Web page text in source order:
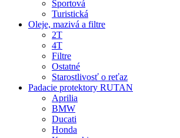
Športová
Turistická
Oleje, mazivá a filtre
2T
4T
Filtre
Ostatné
Starostlivosť o reťaz
Padacie protektory RUTAN
Aprilia
BMW
Ducati
Honda